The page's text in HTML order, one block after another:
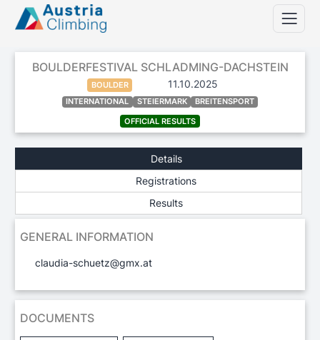
BOULDERFESTIVAL SCHLADMING-DACHSTEIN
BOULDER 11.10.2025
INTERNATIONAL STEIERMARK BREITENSPORT
OFFICIAL RESULTS
Details
Registrations
Results
GENERAL INFORMATION
claudia-schuetz@gmx.at
DOCUMENTS